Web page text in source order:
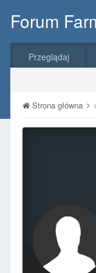
Forum
Przeglądaj
Strona główna